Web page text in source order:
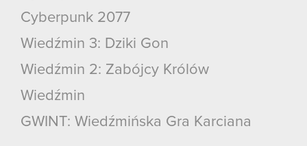
Cyberpunk 2077
Wiedźmin 3: Dziki Gon
Wiedźmin 2: Zabójcy Królów
Wiedźmin
GWINT: Wiedźmińska Gra Karciana